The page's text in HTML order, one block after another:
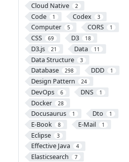
Cloud Native 2
Code 1 Codex 3
Computer 5 CORS 1
CSS 69 D3 18
D3.js 21 Data 11
Data Structure 3
Database 298 DDD 1
Design Pattern 24
DevOps 6 DNS 1
Docker 28
Docusaurus 1 Dto 1
E-Book 8 E-Mail 1
Eclipse 3
Effective Java 4
Elasticsearch 7